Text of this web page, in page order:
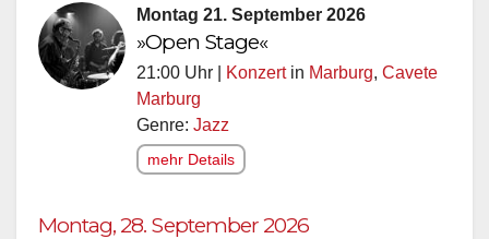
Montag 21. September 2026
»Open Stage«
21:00 Uhr | Konzertin Marburg, Cavete
Marburg
Genre: Jazz
mehr Details
Montag, 28. September 2026